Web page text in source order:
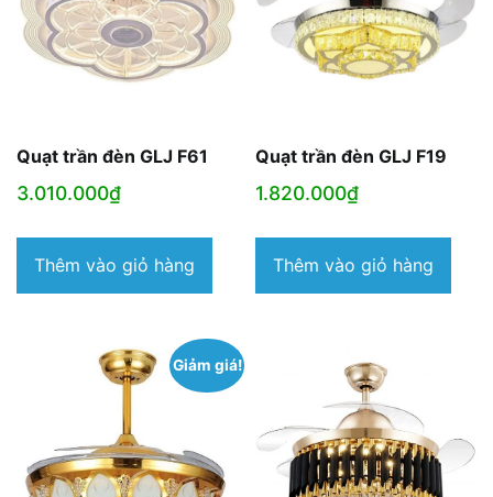
Quạt trần đèn GLJ F61
3.010.000₫
Thêm vào giỏ hàng
Quạt trần đèn GLJ F19
1.820.000₫
Thêm vào giỏ hàng
Giảm giá!